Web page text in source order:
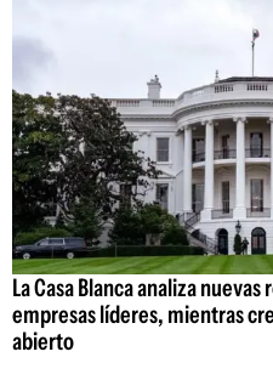
La Casa Blanca analiza
empresas líderes, mientras
abierto